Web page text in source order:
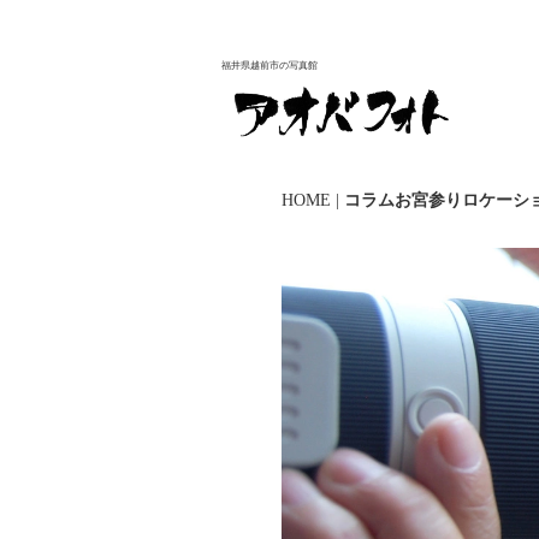
福井県越前市の写真館
HOME | コラムお宮参りロケーシ